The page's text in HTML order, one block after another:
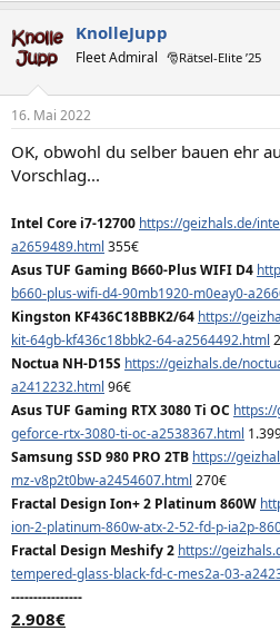
KnolleJupp
Fleet Admiral 🎅Rätsel-Elite ’25
16. Mai 2022
OK, obwohl du selber bauen ehr
Vorschlag...
Intel Core i7-12700 https://geizhals.de/
a2659489.html 355€
Asus TUF Gaming B660-Plus WIFI D4
b660-plus-wifi-d4-90mb1920-m0eay0-
Kingston KF436C18BBK2/64 https://
kit-64gb-kf436c18bbk2-64-a2564492.html
Noctua NH-D15S https://geizhals.de/
a2412232.html 96€
Asus TUF Gaming RTX 3080 Ti OC
geforce-rtx-3080-ti-oc-a2538367.html
Samsung SSD 980 PRO 2TB https://
mz-v8p2t0bw-a2454607.html 270€
Fractal Design Ion+ 2 Platinum 860W
ion-2-platinum-860w-atx-2-52-fd-p-ia2p-
Fractal Design Meshify 2 https://
tempered-glass-black-fd-c-mes2a-03-
----------------
2.908€